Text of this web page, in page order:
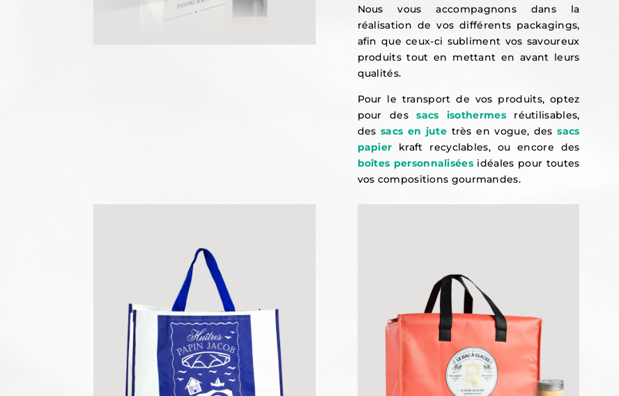
Nous vous accompagnons dans la
réalisation de vos différents packagings,
afin que ceux-ci subliment vos savoureux
produits tout en mettant en avant leurs
qualités.
Pour le transport de vos produits, optez
pour dessacs isothermes
réutilisables,
des sacs en jute très en vogue, dessacs
papier kraft recyclables, ou encore des
boîtes personnaliséesidéales pour toutes
vos compositions gourmandes.